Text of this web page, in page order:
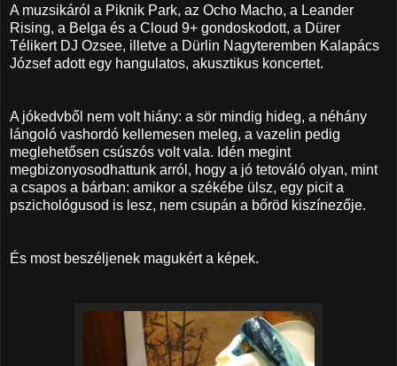
A muzsikáról a Piknik Park, az Ocho Macho, a Leander
Rising, a Belga és a Cloud 9+ gondoskodott, a Dürer
Télikert DJ Ozsee, illetve a Dürlin Nagyteremben Kalapács
József adott egy hangulatos, akusztikus koncertet.
A jókedvből nem volt hiány: a sör mindig hideg, a néhány
lángoló vashordó kellemesen meleg, a vazelin pedig
meglehetősen csúszós volt vala. Idén megint
megbizonyosodhattunk arról, hogy a jó tetováló olyan, mint
a csapos a bárban: amikor a székébe ülsz, egy picit a
pszichológusod is lesz, nem csupán a bőröd kiszínezője.
És most beszéljenek magukért a képek.